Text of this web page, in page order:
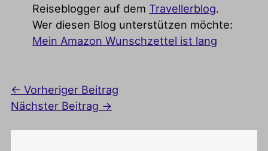
Reiseblogger auf dem Travellerblog.
Wer diesen Blog unterstützen möchte:
Mein Amazon Wunschzettel ist lang
← Vorheriger Beitrag
Nächster Beitrag →